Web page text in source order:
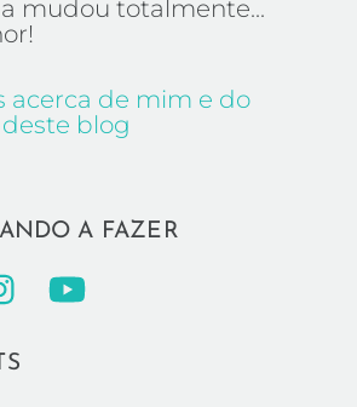
mudou totalmente...
acerca de mim e do
blog
A FAZER